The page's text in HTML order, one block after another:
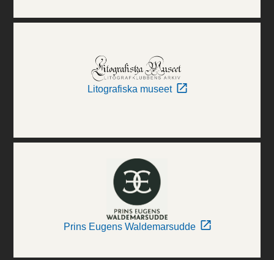
Litografiska museet
Prins Eugens Waldemarsudde